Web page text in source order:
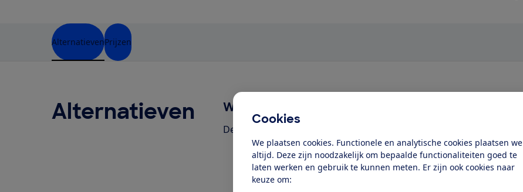
Cookies
We plaatsen cookies. Functionele en analytische cookies plaatsen we
altijd. Deze zijn noodzakelijk om bepaalde functionaliteiten goed te
laten werken en gebruik te kunnen meten. Er zijn ook cookies naar
keuze om:
AlternatievenPrijzen
Alternatieven Wel getest
Deze producten hebben we wel getest